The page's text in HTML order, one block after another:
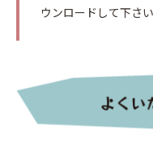
ウンロードして下さい